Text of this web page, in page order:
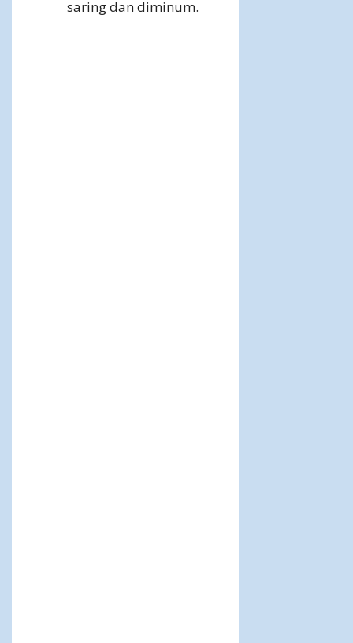
saring dan diminum.